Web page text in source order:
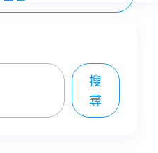
搜
尋